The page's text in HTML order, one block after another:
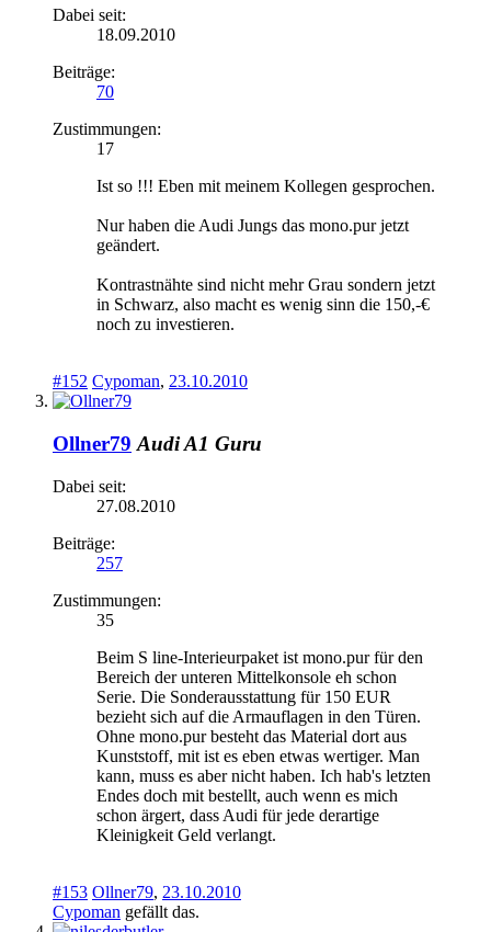
Dabei seit:
18.09.2010
Beiträge:
70
Zustimmungen:
17
Ist so !!! Eben mit meinem Kollegen gesprochen.
Nur haben die Audi Jungs das mono.pur jetzt
geändert.
Kontrastnähte sind nicht mehr Grau sondern jetzt
in Schwarz, also macht es wenig sinn die 150,-€
noch zu investieren.
#152 Cypoman, 23.10.2010
Ollner79 Audi A1 Guru
Dabei seit:
27.08.2010
Beiträge:
257
Zustimmungen:
35
Beim S line-Interieurpaket ist mono.pur für den
Bereich der unteren Mittelkonsole eh schon
Serie. Die Sonderausstattung für 150 EUR
bezieht sich auf die Armauflagen in den Türen.
Ohne mono.pur besteht das Material dort aus
Kunststoff, mit ist es eben etwas wertiger. Man
kann, muss es aber nicht haben. Ich hab's letzten
Endes doch mit bestellt, auch wenn es mich
schon ärgert, dass Audi für jede derartige
Kleinigkeit Geld verlangt.
#153 Ollner79, 23.10.2010
Cypoman gefällt das.